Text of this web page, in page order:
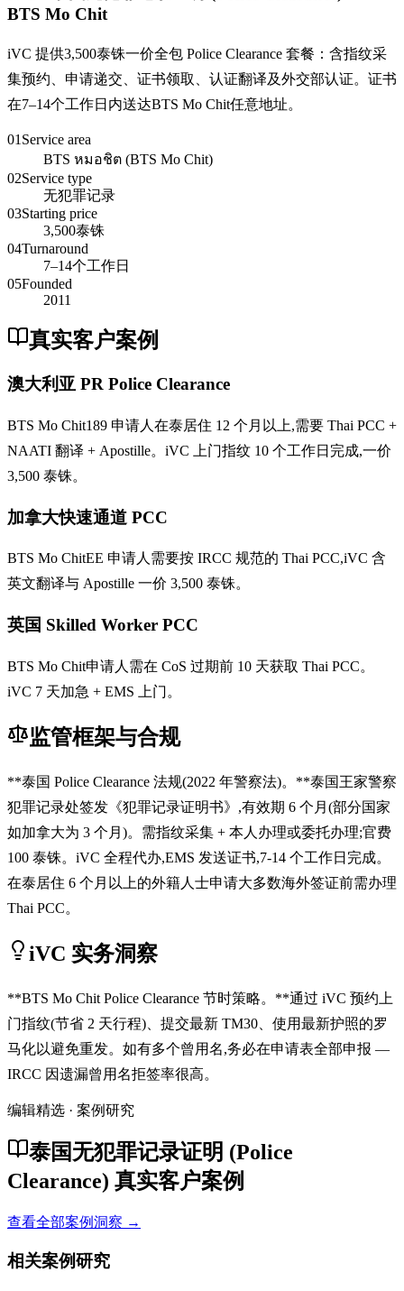
BTS Mo Chit
iVC 提供3,500泰铢一价全包 Police Clearance 套餐：含指纹采
集预约、申请递交、证书领取、认证翻译及外交部认证。证书
在7–14个工作日内送达BTS Mo Chit任意地址。
01 Service area
BTS หมอชิต (BTS Mo Chit)
02Service type
无犯罪记录
03Starting price
3,500泰铢
04Turnaround
7–14个工作日
05Founded
2011
真实客户案例
澳大利亚 PR Police Clearance
BTS Mo Chit189 申请人在泰居住 12 个月以上,需要 Thai PCC +
NAATI 翻译 + Apostille。iVC 上门指纹 10 个工作日完成,一价
3,500 泰铢。
加拿大快速通道 PCC
BTS Mo ChitEE 申请人需要按 IRCC 规范的 Thai PCC,iVC 含
英文翻译与 Apostille 一价 3,500 泰铢。
英国 Skilled Worker PCC
BTS Mo Chit申请人需在 CoS 过期前 10 天获取 Thai PCC。
iVC 7 天加急 + EMS 上门。
监管框架与合规
**泰国 Police Clearance 法规(2022 年警察法)。**泰国王家警察
犯罪记录处签发《犯罪记录证明书》,有效期 6 个月(部分国家
如加拿大为 3 个月)。需指纹采集 + 本人办理或委托办理;官费
100 泰铢。iVC 全程代办,EMS 发送证书,7-14 个工作日完成。
在泰居住 6 个月以上的外籍人士申请大多数海外签证前需办理
Thai PCC。
iVC 实务洞察
**BTS Mo Chit Police Clearance 节时策略。**通过 iVC 预约上
门指纹(节省 2 天行程)、提交最新 TM30、使用最新护照的罗
马化以避免重发。如有多个曾用名,务必在申请表全部申报 —
IRCC 因遗漏曾用名拒签率很高。
编辑精选 · 案例研究
泰国无犯罪记录证明 (Police
Clearance) 真实客户案例
查看全部案例洞察 →
相关案例研究